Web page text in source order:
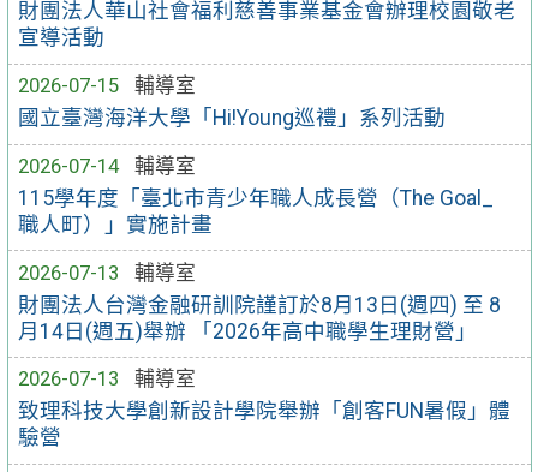
財團法人華山社會福利慈善事業基金會辦理校園敬老
宣導活動
2026-07-15
輔導室
國立臺灣海洋大學「Hi!Young巡禮」系列活動
2026-07-14
輔導室
115學年度「臺北市青少年職人成長營（The Goal_
職人町）」實施計畫
2026-07-13
輔導室
財團法人台灣金融研訓院謹訂於8月13日(週四) 至 8
月14日(週五)舉辦 「2026年高中職學生理財營」
2026-07-13
輔導室
致理科技大學創新設計學院舉辦「創客FUN暑假」體
驗營